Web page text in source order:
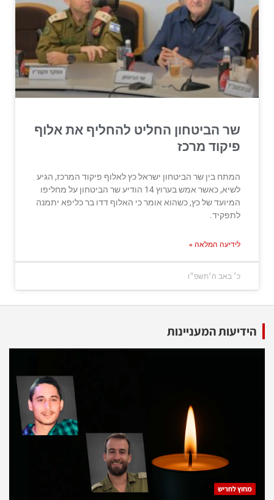
שר הביטחון החליט להחליף את אלוף
פיקוד מרכז
המתח בין שר הביטחון ישראל כץ לאלוף פיקוד המרכז, הגיע
לשיא, כאשר אמש בערוץ 14 הודיע שר הביטחון על מחליפו
המיועד של כץ, כשהוא אומר כי האלוף דדו בר כליפא יתמנה
לתפקיד.
לידיעה המלאה »
כ׳ באב ה׳תשפ״ו
הידיעות המעניינות
מחוץ לחריש